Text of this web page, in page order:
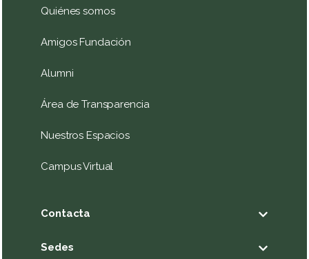
Quiénes somos
Amigos Fundación
Alumni
Área de Transparencia
Nuestros Espacios
Campus Virtual
Contacta
Sedes